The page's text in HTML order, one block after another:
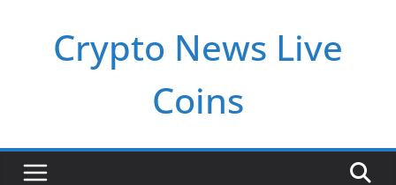
Crypto News Live
Coins